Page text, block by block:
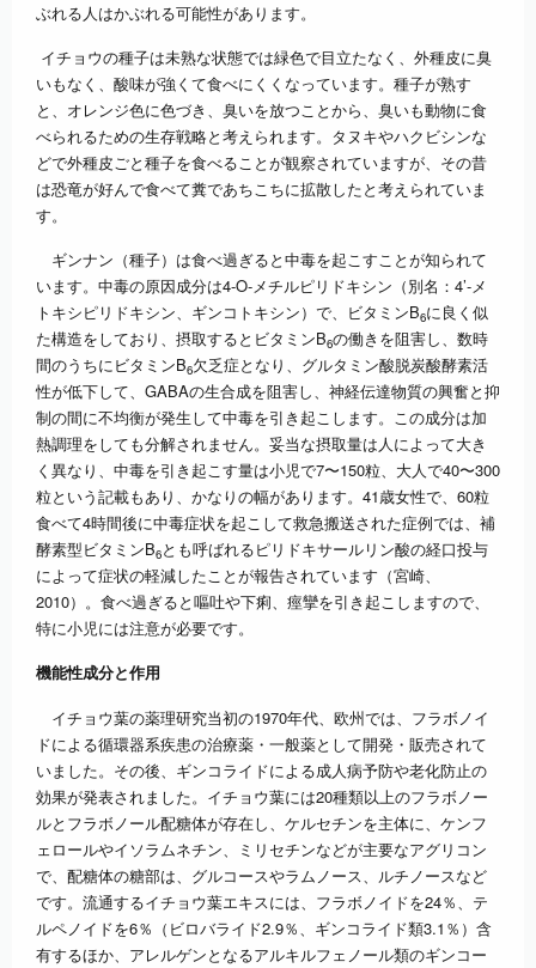
ぶれる人はかぶれる可能性があります。
イチョウの種子は未熟な状態では緑色で目立たなく、外種皮に臭
いもなく、酸味が強くて食べにくくなっています。種子が熟す
と、オレンジ色に色づき、臭いを放つことから、臭いも動物に食
べられるための生存戦略と考えられます。タヌキやハクビシンな
どで外種皮ごと種子を食べることが観察されていますが、その昔
は恐竜が好んで食べて糞であちこちに拡散したと考えられていま
す。
ギンナン（種子）は食べ過ぎると中毒を起こすことが知られて
います。中毒の原因成分は4-O-メチルピリドキシン（別名：4’-メ
トキシピリドキシン、ギンコトキシン）で、ビタミンB6に良く似
た構造をしており、摂取するとビタミンB6の働きを阻害し、数時
間のうちにビタミンB6欠乏症となり、グルタミン酸脱炭酸酵素活
性が低下して、GABAの生合成を阻害し、神経伝達物質の興奮と抑
制の間に不均衡が発生して中毒を引き起こします。この成分は加
熱調理をしても分解されません。妥当な摂取量は人によって大き
く異なり、中毒を引き起こす量は小児で7〜150粒、大人で40〜300
粒という記載もあり、かなりの幅があります。41歳女性で、60粒
食べて4時間後に中毒症状を起こして救急搬送された症例では、補
酵素型ビタミンB6とも呼ばれるピリドキサールリン酸の経口投与
によって症状の軽減したことが報告されています（宮崎、
2010）。食べ過ぎると嘔吐や下痢、痙攣を引き起こしますので、
特に小児には注意が必要です。
機能性成分と作用
イチョウ葉の薬理研究当初の1970年代、欧州では、フラボノイ
ドによる循環器系疾患の治療薬・一般薬として開発・販売されて
いました。その後、ギンコライドによる成人病予防や老化防止の
効果が発表されました。イチョウ葉には20種類以上のフラボノー
ルとフラボノール配糖体が存在し、ケルセチンを主体に、ケンフ
ェロールやイソラムネチン、ミリセチンなどが主要なアグリコン
で、配糖体の糖部は、グルコースやラムノース、ルチノースなど
です。流通するイチョウ葉エキスには、フラボノイドを24％、テ
ルペノイドを6％（ビロバライド2.9％、ギンコライド類3.1％）含
有するほか、アレルゲンとなるアルキルフェノール類のギンコー